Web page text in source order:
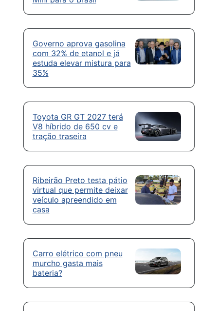
Governo aprova gasolina
com 32% de etanol e já
estuda elevar mistura para
35%
Toyota GR GT 2027 terá
V8 híbrido de 650 cv e
tração traseira
Ribeirão Preto testa pátio
virtual que permite deixar
veículo apreendido em
casa
Carro elétrico com pneu
murcho gasta mais
bateria?